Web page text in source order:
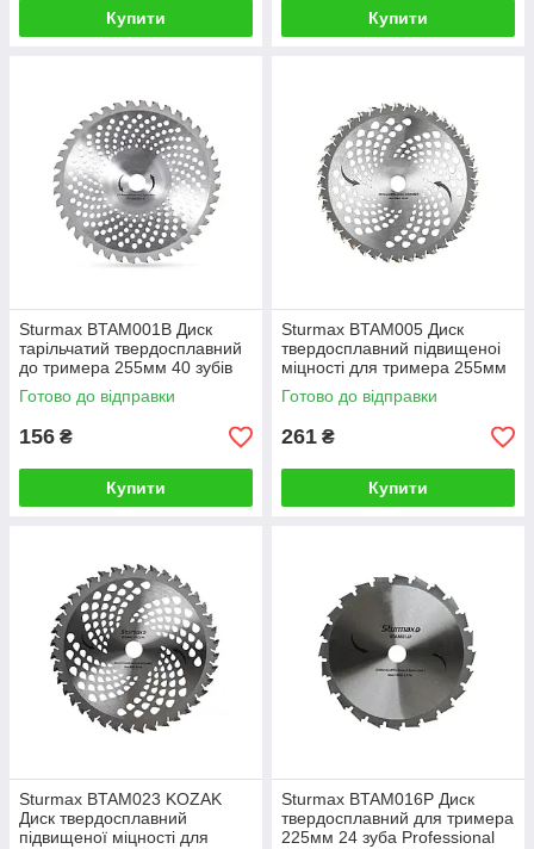
Купити Купити
Sturmax BTAM001B Диск
тарільчатий твердосплавний
до тримера 255мм 40 зубів
Готово до відправки
156 ₴
Купити
Sturmax BTAM005 Диск
твердосплавний підвищеноі
міцності для тримера 255мм
40 зубів Professional тип
KOZAK
Готово до відправки
261 ₴
Купити
Sturmax BTAM023 KOZAK
Диск твердосплавний
підвищеної міцності для
Sturmax BTAM016P Диск
твердосплавний для тримера
225мм 24 зуба Professional